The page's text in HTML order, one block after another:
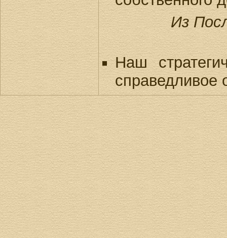
Из
Наш
справедливое